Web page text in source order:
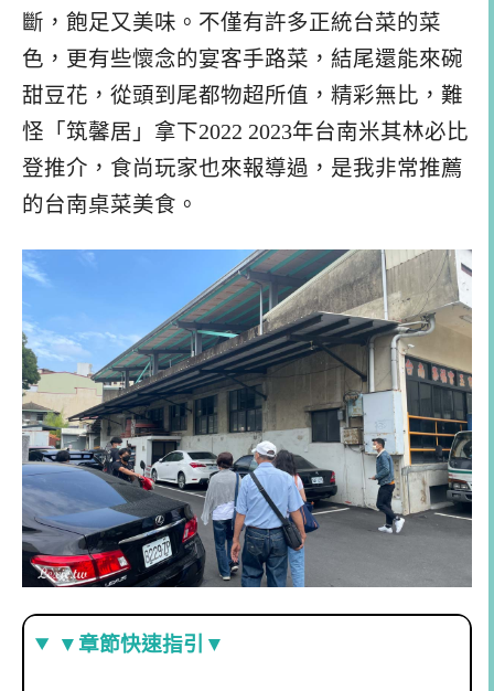
斷，飽足又美味。不僅有許多正統台菜的菜
色，更有些懷念的宴客手路菜，結尾還能來碗
甜豆花，從頭到尾都物超所值，精彩無比，難
怪「筑馨居」拿下2022 2023年台南米其林必比
登推介，食尚玩家也來報導過，是我非常推薦
的台南桌菜美食。
▼章節快速指引▼